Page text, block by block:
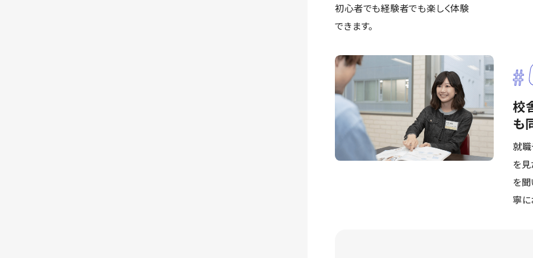
初心者でも経験者でも楽しく体験
できます。
校
も
就職
を見
を聞
寧に